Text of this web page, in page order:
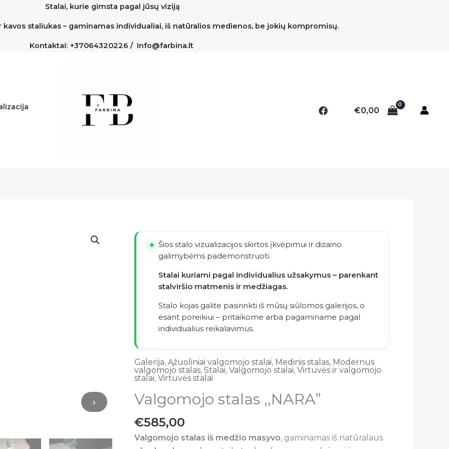
Stalai, kurie gimsta pagal jūsų viziją
staliukas – gaminamas individualiai, iš natūralios medienos, be jokių kompromisų.
Kontaktai: +37064320226 / Info@farbina.lt
€0,00
›
✦ Šios stalo vizualizacijos skirtos įkvėpimui ir dizaino
galimybėms pademonstruoti.
Stalai kuriami pagal individualius užsakymus – parenkant
stalviršio matmenis ir medžiagas.
Stalo kojas galite pasirinkti iš mūsų siūlomos galerijos, o
esant poreikiui – pritaikome arba pagaminame pagal
individualius reikalavimus.
Galerija,Ąžuoliniai valgomojo stalai, Medinis stalas, Modernus
valgomojo stalas,Stalai,Valgomojo stalai,Virtuvės ir valgomojo
stalai,Virtuvės stalai
Valgomojo stalas ,,NARA”
€585,00
Valgomojo stalas iš medžio masyvo, gaminamas iš natūralaus
kiekis:
Valgomojo
,,NARA''